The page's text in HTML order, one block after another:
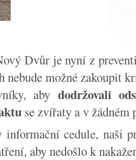
Dvůr je nyní z
nebude možné zakoupit
aby dodržovali
se zvířaty a v
informační cedule, naši
aby nedošlo k